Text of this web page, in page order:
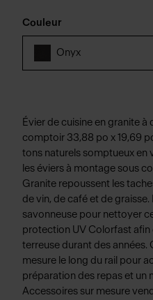
Couleur
Onyx
Évier de cuisine en granite
comptoir 33,88 po x 19,69
tons naturels somptueux en
les éviers à montage sous
Granite repoussent les
de vin, de café et de
savonneuse pour nettoyer
protection UV Colorfast afin
terreuse durant des années.
mesure le long du rail pour
préparation des repas et un
Accessoires sur mesure